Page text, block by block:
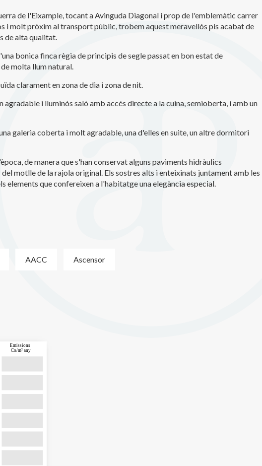
de l'Eixample, tocant a Avinguda Diagonal i prop de l'emblemàtic carrer
i molt pròxim al transport públic, trobem aquest meravellós pis acabat de
de alta qualitat.
bonica finca règia de principis de segle passat en bon estat de
molta llum natural.
clarament en zona de dia i zona de nit.
i lluminós saló amb accés directe a la cuina, semioberta, i amb un
galeria coberta i molt agradable, una d'elles en suite, un altre dormitori
de manera que s'han conservat alguns paviments hidràulics
motlle de la rajola original. Els sostres alts i enteixinats juntament amb les
elements que confereixen a l'habitatge una elegància especial.
AACC Ascensor
Emissions
Co/m² any
Analítiques i personalització
Permeten fer el seguiment i l'anàlisi del comportament dels usuaris d'aquest
de l'activitat del web per a l'elaboració de perfils de navegació dels usuaris per
introduir millores en funció de l'anàlisi de les dades d'ús que fan els usuaris del
Permeten desar la informació de preferència de l'usuari per millorar la qualitat
Marketing i publicitat
preferències i les eleccions personals de l'usuari a través de l'observació
dels seus hàbits de navegació. Gràcies a elles, podem conèixer els hàbits de
Guardar configuració Acceptar totes